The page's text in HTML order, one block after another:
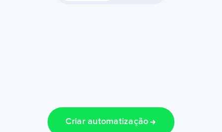
Criar automatização